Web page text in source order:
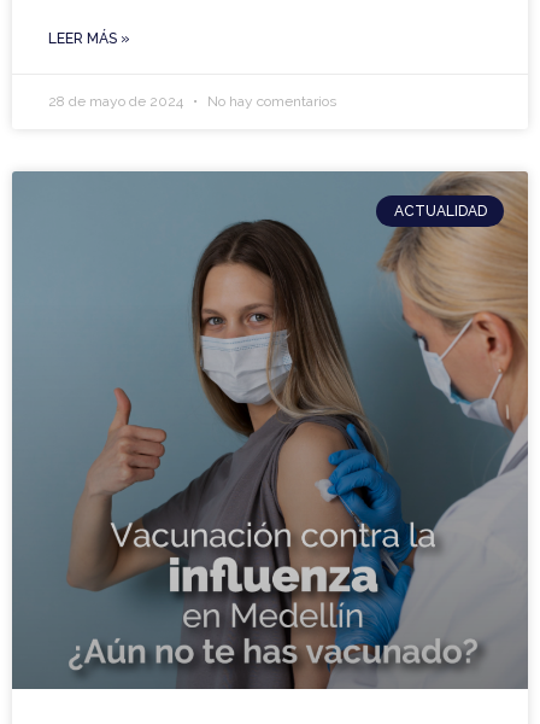
LEER MÁS »
28 de mayo de 2024 No hay comentarios
ACTUALIDAD